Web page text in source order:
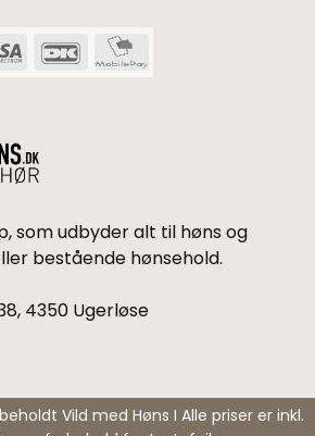
som udbyder alt til høns og
bestående hønsehold.
4350 Ugerløse
Vild med Høns I Alle priser er inkl.